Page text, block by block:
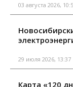
03 августа 2026,
29 июля 2026, 13:37
Карта «120